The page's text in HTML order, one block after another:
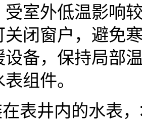
受室外低温影响
关闭窗户，避免
设备，保持局部
组件。
表井内的水表，